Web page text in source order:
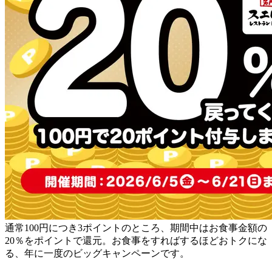
通常100円につき3ポイントのところ、期間中はお食事金額の
20％をポイントで還元。お食事をすればするほどおトクにな
る、年に一度のビッグキャンペーンです。